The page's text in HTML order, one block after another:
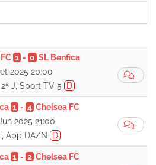
1- 0 SL Benfica
2025 20:00
2ª J, Sport TV 5
D
1- 4 Chelsea FC
2025 21:00
App DAZN
D
1- 2 Chelsea FC